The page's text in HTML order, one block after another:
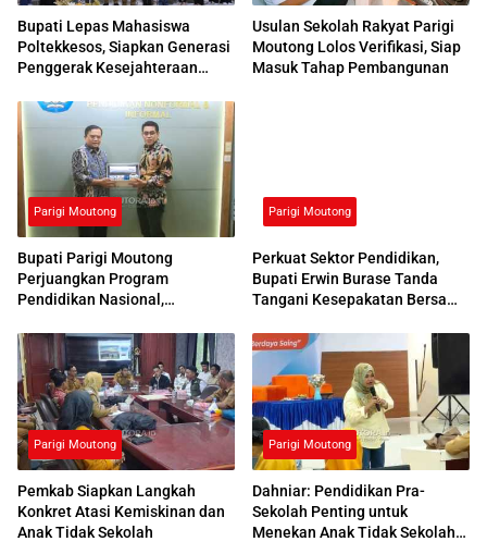
Bupati Lepas Mahasiswa
Poltekkesos, Siapkan Generasi
Penggerak Kesejahteraan
Usulan Sekolah Rakyat Parigi
Moutong Lolos Verifikasi, Siap
Masuk Tahap Pembangunan
Parigi Moutong
Bupati Parigi Moutong
Perjuangkan Program
Pendidikan Nasional,
Respons Positif
Parigi Moutong
Perkuat Sektor Pendidikan,
Bupati Erwin Burase Tanda
Tangani Kesepakatan Bersama
Parigi Moutong
Pemkab Siapkan Langkah
Konkret Atasi Kemiskinan dan
Anak Tidak Sekolah
Parigi Moutong
Dahniar: Pendidikan Pra-
Sekolah Penting untuk
Menekan Anak Tidak Sekolah